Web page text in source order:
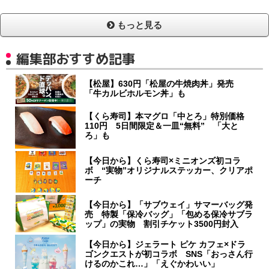
もっと見る
編集部おすすめ記事
【松屋】630円「松屋の牛焼肉丼」発売
「牛カルビホルモン丼」も
【くら寿司】本マグロ「中とろ」特別価格
110円 5日間限定＆一皿“無料” 「大と
ろ」も
【今日から】くら寿司×ミニオンズ初コラ
ボ “実物”オリジナルステッカー、クリアポ
ーチ
【今日から】「サブウェイ」サマーバッグ発
売 特製「保冷バッグ」「包める保冷サブラ
ップ」の実物 割引チケット3500円封入
【今日から】ジェラート ピケ カフェ×ドラ
ゴンクエストが初コラボ SNS「おっさん行
けるのかこれ…」「えぐかわいい」